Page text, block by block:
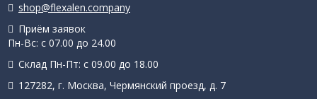
shop@flexalen.company
Приём заявок
Пн-Вс: с 07.00 до 24.00
Склад Пн-Пт: с 09.00 до 18.00
127282, г. Москва, Чермянский проезд, д. 7